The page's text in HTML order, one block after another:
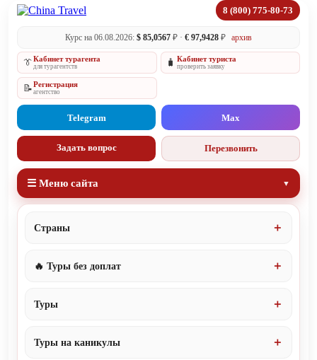
8 (800) 775-80-73
Курс на 06.08.2026: $ 85,0567 ₽ · € 97,9428 ₽ архив
👔Кабинет турагента
для турагентств 🧳 Кабинет туриста
проверить заявку
📝Регистрация
агентство
Telegram Max
Задать вопрос Перезвонить
☰ Меню сайта
Страны
🔥 Туры без доплат
Туры
Туры на каникулы